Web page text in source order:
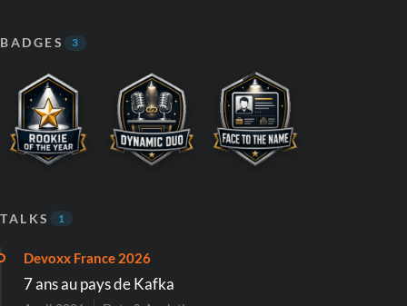
BADGES 3
TALKS 1
Devoxx France 2026
7 ans au pays de Kafka